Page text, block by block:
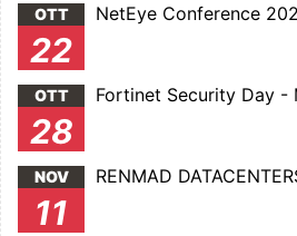
OTT
22
NetEye Conference
OTT
28
Fortinet Security Day -
NOV
11
RENMAD